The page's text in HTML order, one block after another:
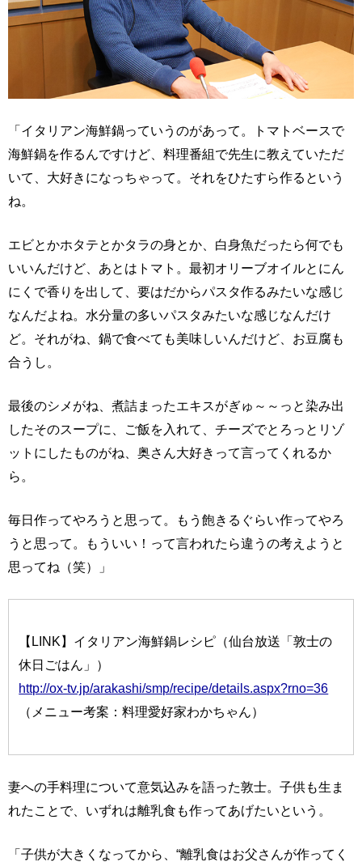
「イタリアン海鮮鍋っていうのがあって。トマトベースで
海鮮鍋を作るんですけど、料理番組で先生に教えていただ
いて、大好きになっちゃって。それをひたすら作るという
ね。
エビとかホタテとかタラの身とか、白身魚だったら何でも
いいんだけど、あとはトマト。最初オリーブオイルとにん
にくで香りを出して、要はだからパスタ作るみたいな感じ
なんだよね。水分量の多いパスタみたいな感じなんだけ
ど。それがね、鍋で食べても美味しいんだけど、お豆腐も
合うし。
最後のシメがね、煮詰まったエキスがぎゅ～～っと染み出
したそのスープに、ご飯を入れて、チーズでとろっとリゾ
ットにしたものがね、奥さん大好きって言ってくれるか
ら。
毎日作ってやろうと思って。もう飽きるぐらい作ってやろ
うと思って。もういい！って言われたら違うの考えようと
思ってね（笑）」
【LINK】イタリアン海鮮鍋レシピ（仙台放送「敦士の
休日ごはん」）
http://ox-tv.jp/arakashi/smp/recipe/details.aspx?rno=36
（メニュー考案：料理愛好家わかちゃん）
妻への手料理について意気込みを語った敦士。子供も生ま
れたことで、いずれは離乳食も作ってあげたいという。
「子供が大きくなってから、“離乳食はお父さんが作ってく